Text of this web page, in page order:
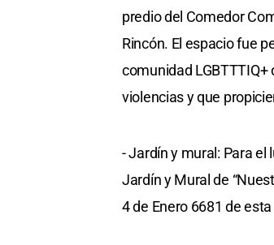
predio del Comedor
Rincón. El espacio fue
comunidad
violencias y que
- Jardín y mural: Para el
Jardín y Mural de
4 de Enero 6681 de